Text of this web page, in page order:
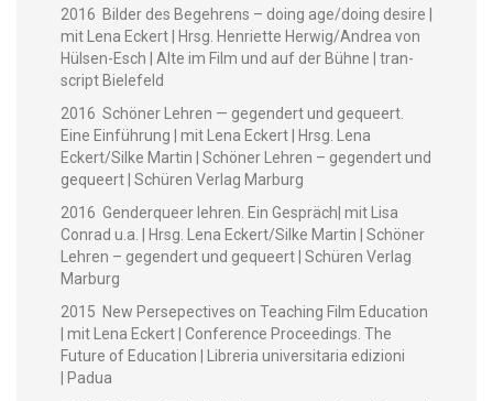
2016 Bilder des Begehrens – doing age/doing desire |
mit Lena Eck­ert | Hrsg. Hen­ri­ette Herwig/Andrea von
Hülsen-Esch | Alte im Film und auf der Bühne | tran­
script Bielefeld
2016 Schön­er Lehren — gegen­dert und gequeert.
Eine Ein­führung | mit Lena Eck­ert | Hrsg. Lena
Eckert/Silke Mar­tin | Schön­er Lehren – gegen­dert und
gequeert | Schüren Ver­lag Marburg
2016 Gen­derqueer lehren. Ein Gespräch| mit Lisa
Con­rad u.a. | Hrsg. Lena Eckert/Silke Mar­tin | Schön­er
Lehren – gegen­dert und gequeert | Schüren Ver­lag
Marburg
2015 New Persepec­tives on Teach­ing Film Edu­ca­tion
| mit Lena Eck­ert | Con­fer­ence Pro­ceed­ings. The
Future of Edu­ca­tion | Libre­ria uni­ver­si­taria edi­zioni
| Padua